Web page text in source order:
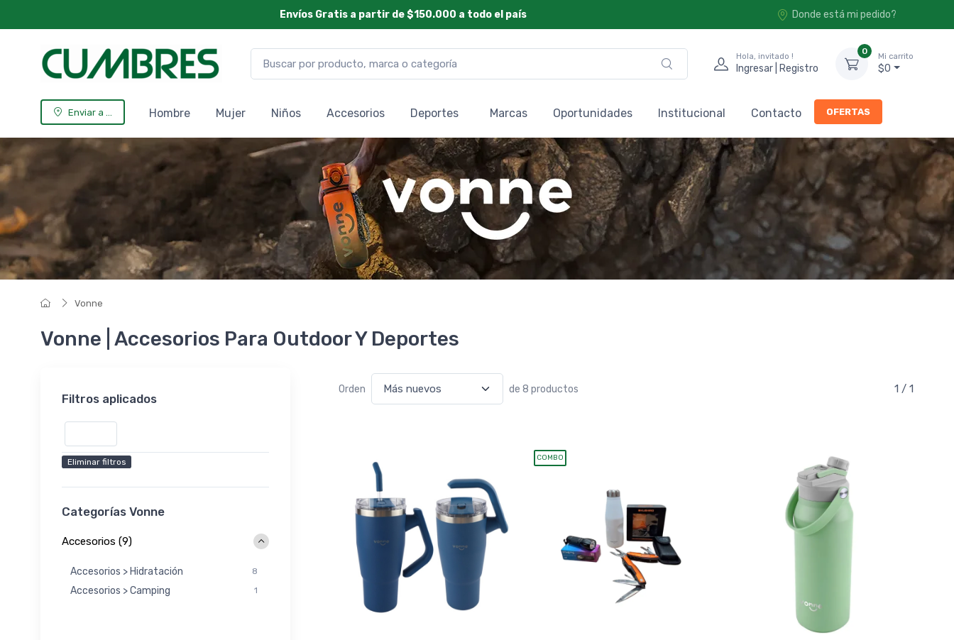
Envíos Gratis a partir de $150.000 a todo el país Donde está mi pedido?
Hola, invitado !
Ingresar | Registro
0
Mi carrito
$0
Enviar a ... Hombre Mujer Niños Accesorios Deportes Marcas Oportunidades Institucional Contacto OFERTAS
Vonne
Vonne | Accesorios Para Outdoor Y Deportes
Filtros aplicados
Eliminar filtros
Categorías Vonne
Accesorios (9)
Accesorios > Hidratación 8
Accesorios > Camping 1
Orden de 8 productos 1 / 1
COMBO